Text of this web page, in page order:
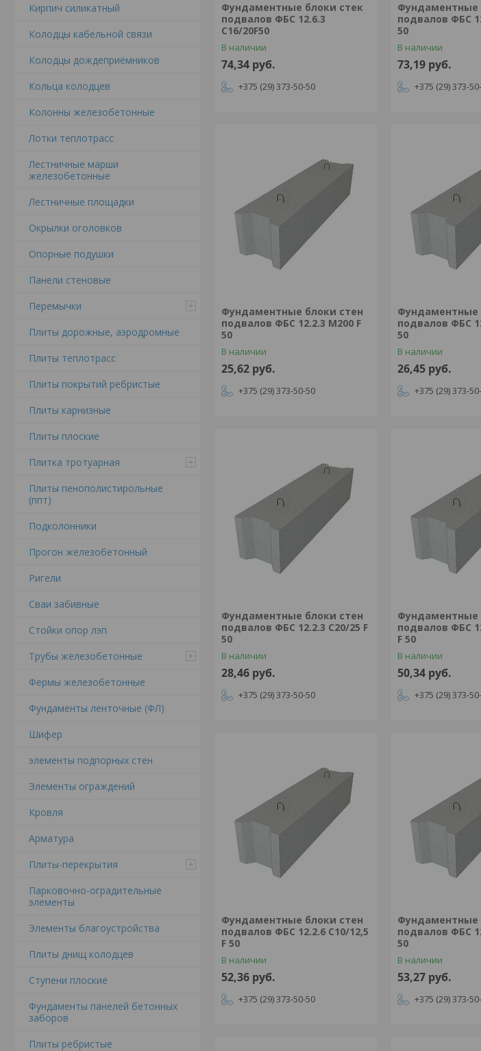
Кирпич силикатный
Колодцы кабельной связи
Колодцы дождеприёмников
Кольца колодцев
Колонны железобетонные
Лотки теплотрасс
Лестничные марши
железобетонные
Лестничные площадки
Окрылки оголовков
Опорные подушки
Панели стеновые
Перемычки
Плиты дорожные, аэродромные
Плиты теплотрасс
Плиты покрытий ребристые
Плиты карнизные
Плиты плоские
Плитка тротуарная
Плиты пенополистирольные
(ппт)
Подколонники
Прогон железобетонный
Ригели
Сваи забивные
Стойки опор лэп
Трубы железобетонные
Фермы железобетонные
Фундаменты ленточные (ФЛ)
Шифер
элементы подпорных стен
Элементы ограждений
Кровля
Арматура
Плиты-перекрытия
Парковочно-оградительные
элементы
Элементы благоустройства
Плиты днищ колодцев
Ступени плоские
Фундаменты панелей бетонных
заборов
Плиты ребристые
Фундаментные блоки стек
подвалов ФБС 12.6.3
C16/20F50
В наличии
74,34 руб.
+375 (29) 373-50-50
Фундаментные
подвалов ФБС
50
В наличии
73,19 руб.
+375 (29) 373-
Фундаментные блоки стен
подвалов ФБС 12.2.3 М200 F
50
В наличии
25,62 руб.
+375 (29) 373-50-50
Фундаментные
подвалов ФБС
50
В наличии
26,45 руб.
+375 (29) 373-
Фундаментные блоки стен
подвалов ФБС 12.2.3 С20/25 F
50
В наличии
28,46 руб.
+375 (29) 373-50-50
Фундаментные
подвалов ФБС
F 50
В наличии
50,34 руб.
+375 (29) 373-
Фундаментные блоки стен
подвалов ФБС 12.2.6 С10/12,5
F 50
В наличии
52,36 руб.
+375 (29) 373-50-50
Фундаментные
подвалов ФБС
50
В наличии
53,27 руб.
+375 (29) 373-